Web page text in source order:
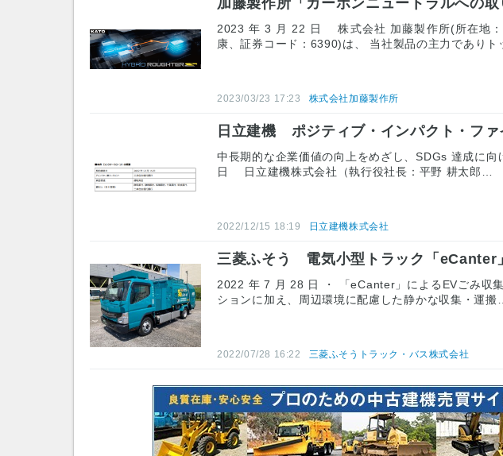
加藤製作所「カーボンニュートラルへの
2023 年 3 月 22 日 株式会社 加藤製作所(所在地：
康、証券コード：6390)は、 当社製品の主力でありト
2023/03/23 17:23 株式会社加藤製作所
日立建機 ポジティブ・インパクト・ファ
中長期的な企業価値の向上をめざし、SDGs 達成に
日 日立建機株式会社（執行役社長：平野 耕太郎…
2022/12/15 18:19 日立建機株式会社
三菱ふそう 電気小型トラック「eCanter
2022 年 7 月 28 日 ・ 「eCanter」によるEVごみ収
ションに加え、周辺環境に配慮した静かな収集・運搬…
2022/07/28 16:22 三菱ふそうトラック・バス株式会社